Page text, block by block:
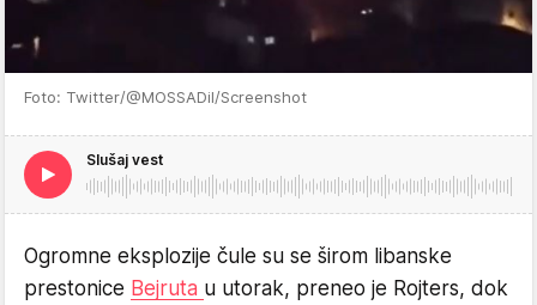
Foto: Twitter/@MOSSADil/Screenshot
Slušaj vest
Ogromne eksplozije čule su se širom libanske
prestonice Bejruta u utorak, preneo je Rojters, dok